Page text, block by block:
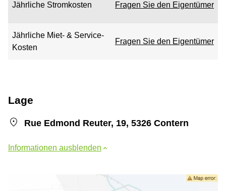
Jährliche Stromkosten Fragen Sie den Eigentümer
Jährliche Miet- & Service-
Kosten
Fragen Sie den Eigentümer
Lage
Rue Edmond Reuter, 19, 5326 Contern
Informationen ausblenden